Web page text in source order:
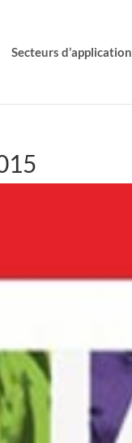
Secteurs d’application